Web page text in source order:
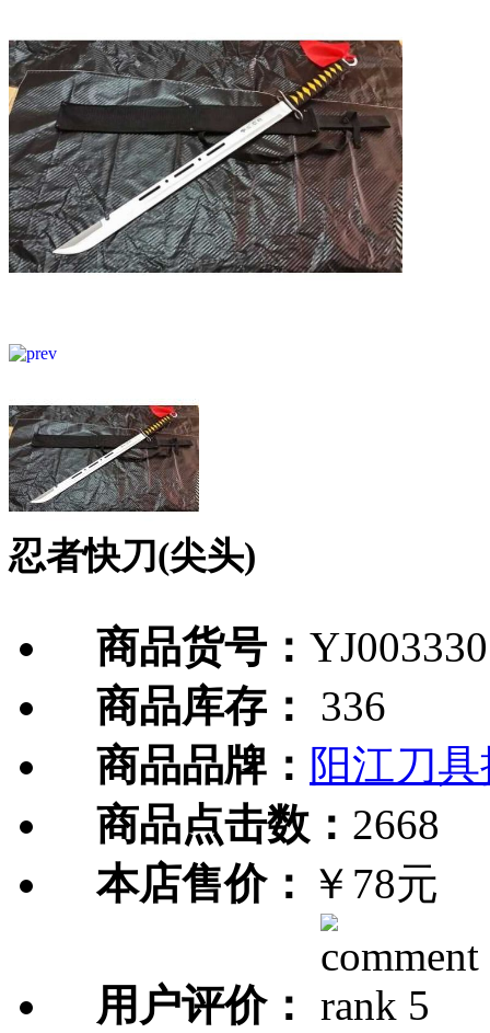
忍者快刀(尖头)
商品货号： YJ003330
商品库存：
336
商品品牌： 阳江刀
商品点击数： 2668
本店售价： ￥78元
用户评价：